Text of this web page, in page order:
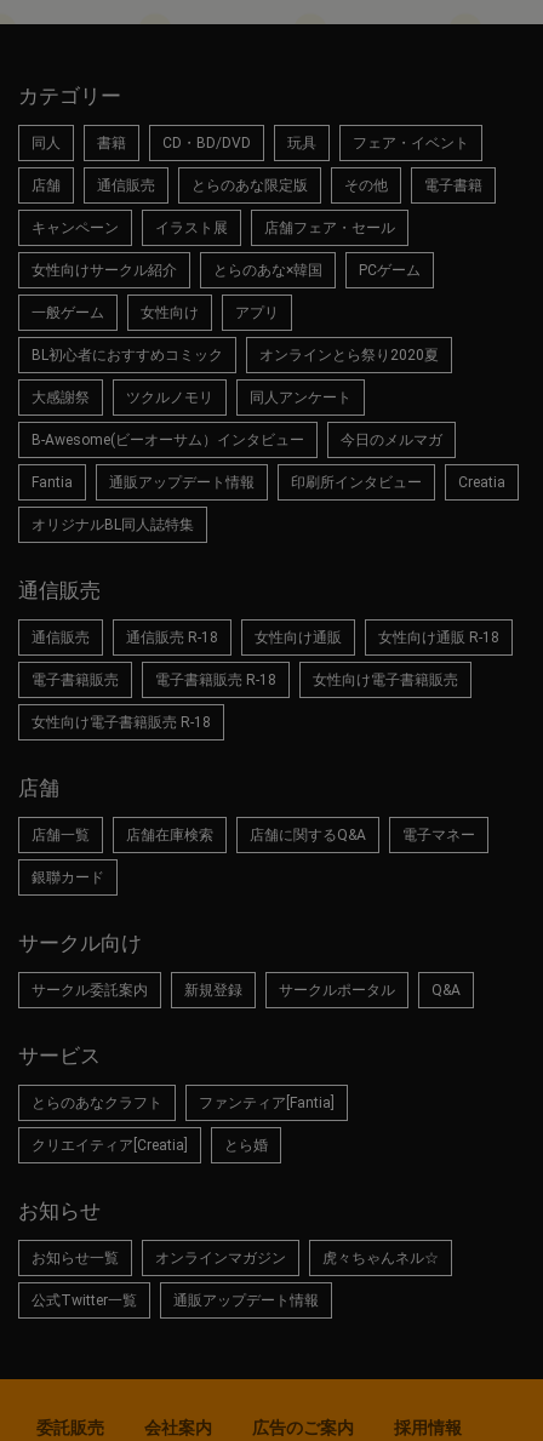
カテゴリー
同人 書籍 CD・BD/DVD 玩具 フェア・イベント
店舗 通信販売 とらのあな限定版 その他 電子書籍
キャンペーン イラスト展 店舗フェア・セール
女性向けサークル紹介 とらのあな×韓国 PCゲーム
一般ゲーム 女性向け アプリ
BL初心者におすすめコミック オンラインとら祭り2020夏
大感謝祭 ツクルノモリ 同人アンケート
B-Awesome(ビーオーサム）インタビュー 今日のメルマガ
Fantia 通販アップデート情報 印刷所インタビュー Creatia
オリジナルBL同人誌特集
通信販売
通信販売 通信販売 R-18 女性向け通販 女性向け通販 R-18
電子書籍販売 電子書籍販売 R-18 女性向け電子書籍販売
女性向け電子書籍販売 R-18
店舗
店舗一覧 店舗在庫検索 店舗に関するQ&A 電子マネー
銀聯カード
サークル向け
サークル委託案内 新規登録 サークルポータル Q&A
サービス
とらのあなクラフト ファンティア[Fantia]
クリエイティア[Creatia] とら婚
お知らせ
お知らせ一覧 オンラインマガジン 虎々ちゃんネル☆
公式Twitter一覧 通販アップデート情報
委託販売 会社案内 広告のご案内 採用情報